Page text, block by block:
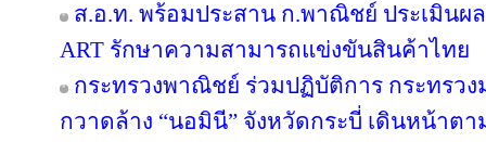
ส.อ.ท. พร้อมประสาน ก.พาณิชย์ ประเมินผ
ART รักษาความสามารถแข่งขันสินค้าไทย
กระทรวงพาณิชย์ ร่วมปฏิบัติการ กระทรว
กวาดล้าง “นอมินี” จังหวัดกระบี่ เดินหน้าต